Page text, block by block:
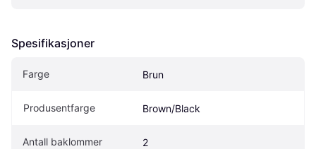
Spesifikasjoner
Farge Brun
Produsentfarge Brown/Black
Antall baklommer 2